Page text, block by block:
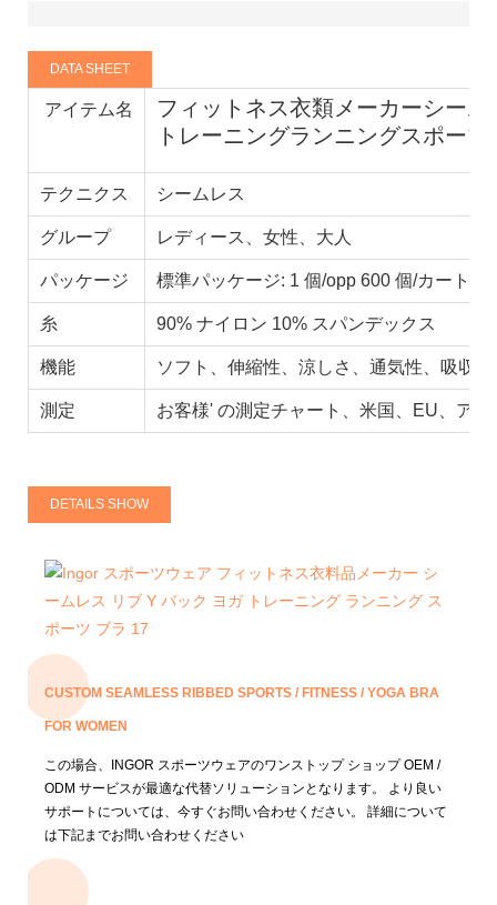
DATA SHEET
アイテム名
フィットネス衣類メーカーシー
トレーニングランニングスポーツ
テクニクス シームレス
グループ レディース、女性、大人
パッケージ 標準パッケージ: 1 個/opp 600 個/カートン
糸 90% ナイロン 10% スパンデックス
機能 ソフト、伸縮性、涼しさ、通気性、吸収
測定 お客様' の測定チャート、米国、EU、アジ
DETAILS SHOW
CUSTOM SEAMLESS RIBBED SPORTS / FITNESS / YOGA BRA
FOR WOMEN
この場合、INGOR スポーツウェアのワンストップ ショップ OEM /
ODM サービスが最適な代替ソリューションとなります。
より良い
サポートについては、今すぐお問い合わせください。 詳細について
は下記までお問い合わせください